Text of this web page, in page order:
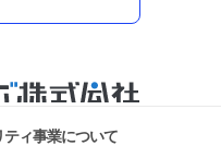
ィ事業について